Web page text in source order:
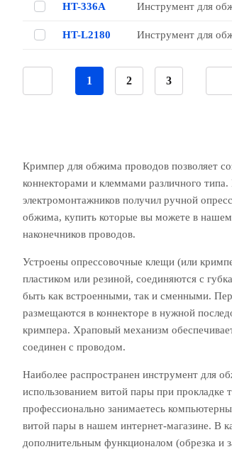
HT-336A Инструмент для
HT-L2180 Инструмент для
1 2 3
Кримпер для обжима проводов позволяет
коннекторами и клеммами различного
электромонтажников получил ручной
обжима, купить которые вы можете в
наконечников проводов.
Устроены опрессовочные клещи (или
пластиком или резиной, соединяются с
быть как встроенными, так и сменными.
размещаются в коннекторе в нужной
кримпера. Храповый механизм
соединен с проводом.
Наиболее распространен инструмент для
использованием витой пары при
профессионально занимаетесь
витой пары в нашем интернет-магазине. В
дополнительным функционалом (обрезка и